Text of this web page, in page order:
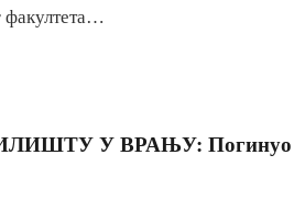
факултета…
У ВРАЊУ: Погинуо